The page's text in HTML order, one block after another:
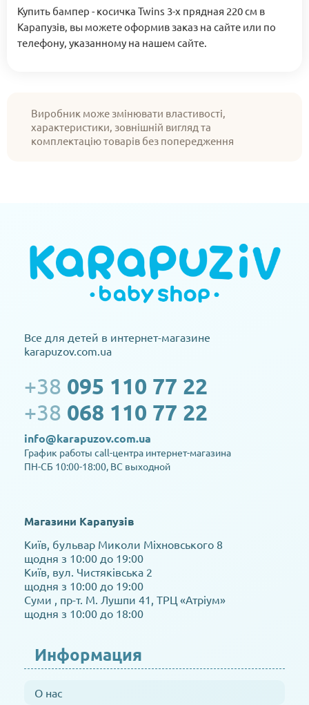
Купить бампер - косичка Twins 3-х прядная 220 см в
Карапузів, вы можете оформив заказ на сайте или по
телефону, указанному на нашем сайте.
Виробник може змінювати властивості,
характеристики, зовнішній вигляд та
комплектацію товарів без попередження
Все для детей в интернет-магазине
karapuzov.com.ua
+38 095 110 77 22
+38 068 110 77 22
info@karapuzov.com.ua
График работы call-центра интернет-магазина
ПН-СБ 10:00-18:00, ВС выходной
Магазини Карапузів
Київ, бульвар Миколи Міхновського 8
щодня з 10:00 до 19:00
Київ, вул. Чистяківська 2
щодня з 10:00 до 19:00
Суми , пр-т. М. Лушпи 41, ТРЦ «Атріум»
щодня з 10:00 до 18:00
Информация
О нас